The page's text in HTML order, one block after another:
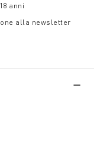
anni
alla newsletter